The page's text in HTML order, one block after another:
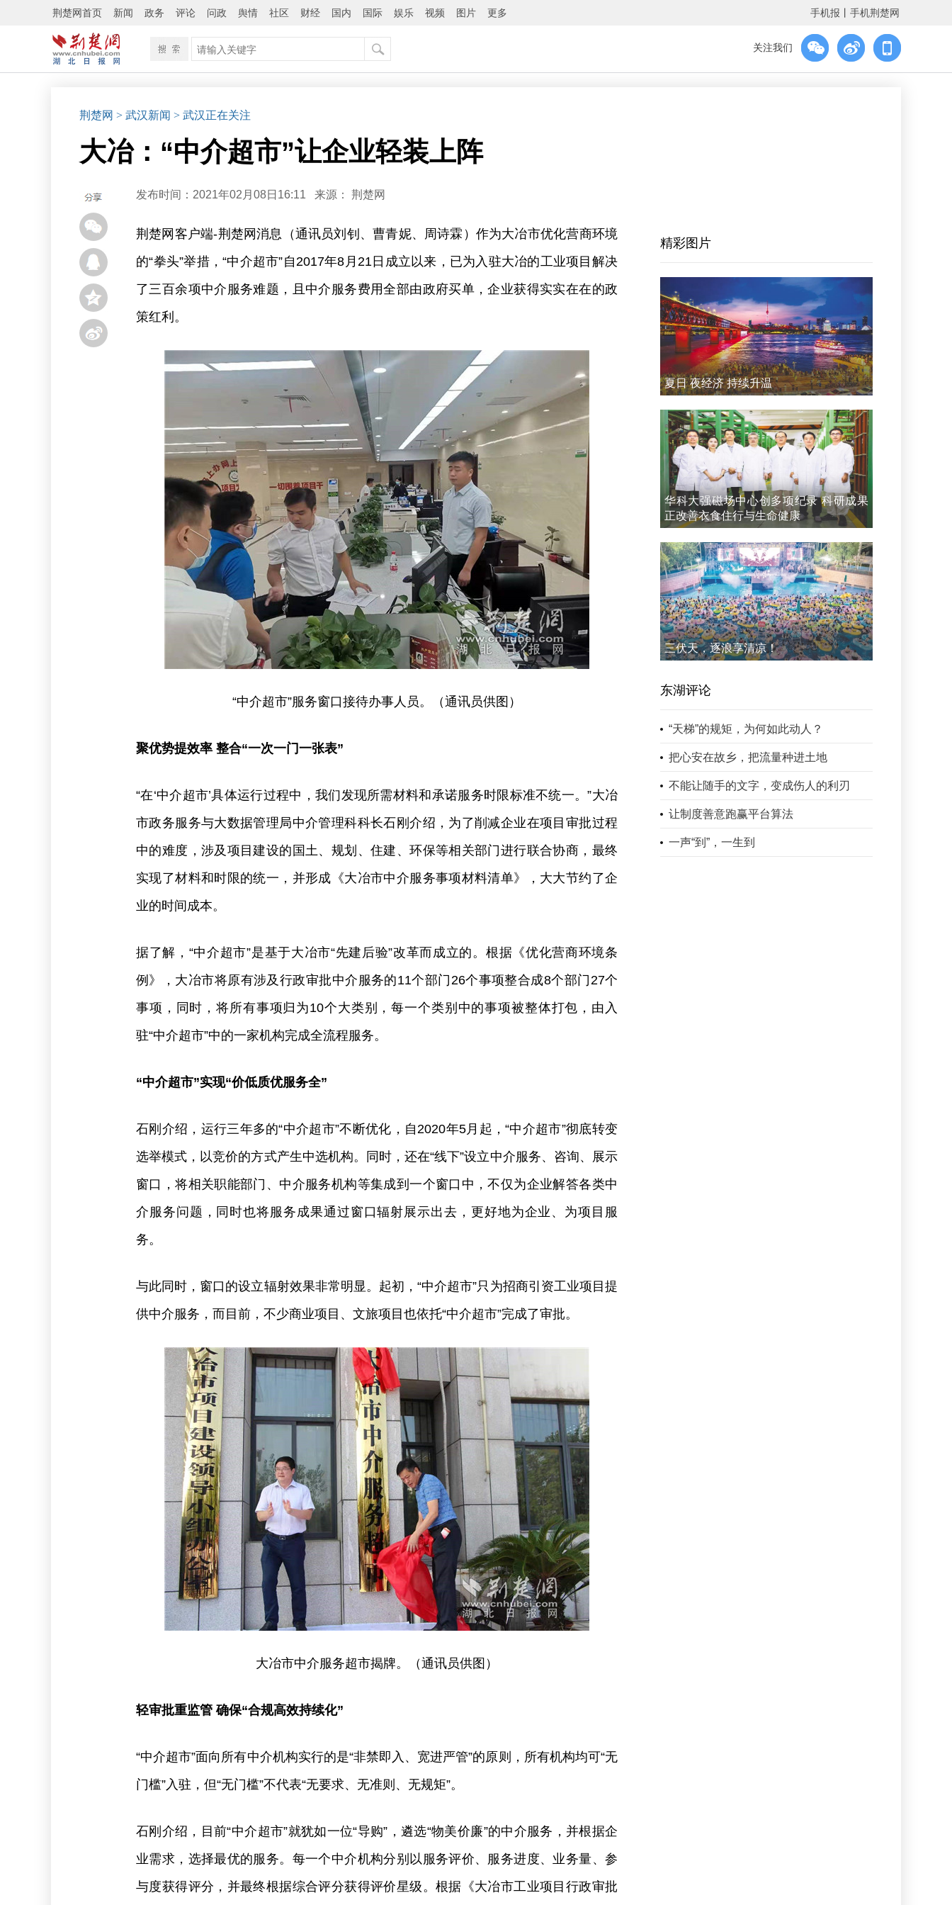
荆楚网首页 新闻 政务 评论 问政 舆情 社区 财经 国内 国际 娱乐 视频 图片 更多 手机报 手机荆楚网
关注我们
荆楚网 > 武汉新闻 > 武汉正在关注
大冶：“中介超市”让企业轻装上阵
发布时间：2021年02月08日16:11 来源： 荆楚网
荆楚网客户端-荆楚网消息（通讯员刘钊、曹青妮、周诗霖）作为大冶市优化营商环境
的“拳头”举措，“中介超市”自2017年8月21日成立以来，已为入驻大冶的工业项目解决
了三百余项中介服务难题，且中介服务费用全部由政府买单，企业获得实实在在的政
策红利。
“中介超市”服务窗口接待办事人员。（通讯员供图）
聚优势提效率 整合“一次一门一张表”
“在‘中介超市’具体运行过程中，我们发现所需材料和承诺服务时限标准不统一。”大冶
市政务服务与大数据管理局中介管理科科长石刚介绍，为了削减企业在项目审批过程
中的难度，涉及项目建设的国土、规划、住建、环保等相关部门进行联合协商，最终
实现了材料和时限的统一，并形成《大冶市中介服务事项材料清单》，大大节约了企
业的时间成本。
据了解，“中介超市”是基于大冶市“先建后验”改革而成立的。根据《优化营商环境条
例》，大冶市将原有涉及行政审批中介服务的11个部门26个事项整合成8个部门27个
事项，同时，将所有事项归为10个大类别，每一个类别中的事项被整体打包，由入
驻“中介超市”中的一家机构完成全流程服务。
“中介超市”实现“价低质优服务全”
石刚介绍，运行三年多的“中介超市”不断优化，自2020年5月起，“中介超市”彻底转变
选举模式，以竞价的方式产生中选机构。同时，还在“线下”设立中介服务、咨询、展示
窗口，将相关职能部门、中介服务机构等集成到一个窗口中，不仅为企业解答各类中
介服务问题，同时也将服务成果通过窗口辐射展示出去，更好地为企业、为项目服
务。
与此同时，窗口的设立辐射效果非常明显。起初，“中介超市”只为招商引资工业项目提
供中介服务，而目前，不少商业项目、文旅项目也依托“中介超市”完成了审批。
大冶市中介服务超市揭牌。（通讯员供图）
轻审批重监管 确保“合规高效持续化”
“中介超市”面向所有中介机构实行的是“非禁即入、宽进严管”的原则，所有机构均可“无
门槛”入驻，但“无门槛”不代表“无要求、无准则、无规矩”。
石刚介绍，目前“中介超市”就犹如一位“导购”，遴选“物美价廉”的中介服务，并根据企
业需求，选择最优的服务。每一个中介机构分别以服务评价、服务进度、业务量、参
与度获得评分，并最终根据综合评分获得评价星级。根据《大冶市工业项目行政审批
精彩图片
夏日 夜经济 持续升温
华科大强磁场中心创多项纪录 科研成果
正改善衣食住行与生命健康
三伏天，逐浪享清凉！
东湖评论
“天梯”的规矩，为何如此动人？
把心安在故乡，把流量种进土地
不能让随手的文字，变成伤人的利刃
让制度善意跑赢平台算法
一声“到”，一生到